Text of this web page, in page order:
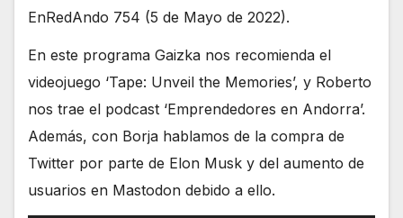
EnRedAndo 754 (5 de Mayo de 2022).
En este programa Gaizka nos recomienda el
videojuego ‘Tape: Unveil the Memories’, y Roberto
nos trae el podcast ‘Emprendedores en Andorra’.
Además, con Borja hablamos de la compra de
Twitter por parte de Elon Musk y del aumento de
usuarios en Mastodon debido a ello.